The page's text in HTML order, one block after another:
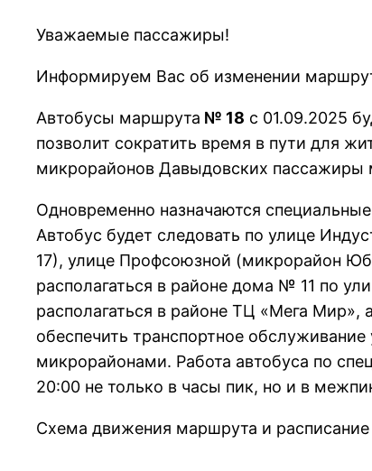
Уважаемые пассажиры!
Информируем Вас об изменении
Автобусы маршрута № 18 с 01.09.2025
позволит сократить время в пути для
микрорайонов Давыдовских
Одновременно назначаются
Автобус будет следовать по улице
17), улице Профсоюзной (микрорайон
располагаться в районе дома № 11 по
располагаться в районе ТЦ «Мега
обеспечить транспортное
микрорайонами. Работа автобуса по
20:00 не только в часы пик, но и в
Схема движения маршрута и расписание